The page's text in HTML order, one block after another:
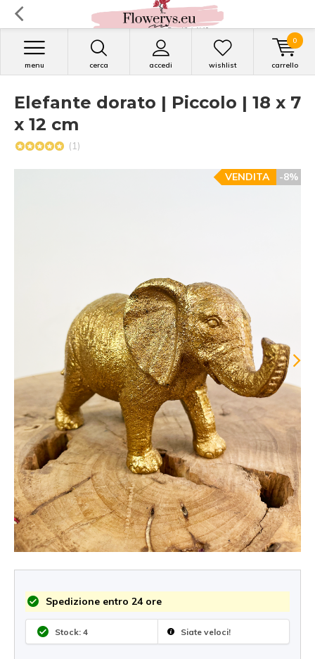
cerca accedi
menu wishlist carrello
0
Elefante dorato | Piccolo | 18 x 7
x 12 cm
(1)
-8%
VENDITA
Spedizione entro 24 ore
Stock: 4 Siate veloci!